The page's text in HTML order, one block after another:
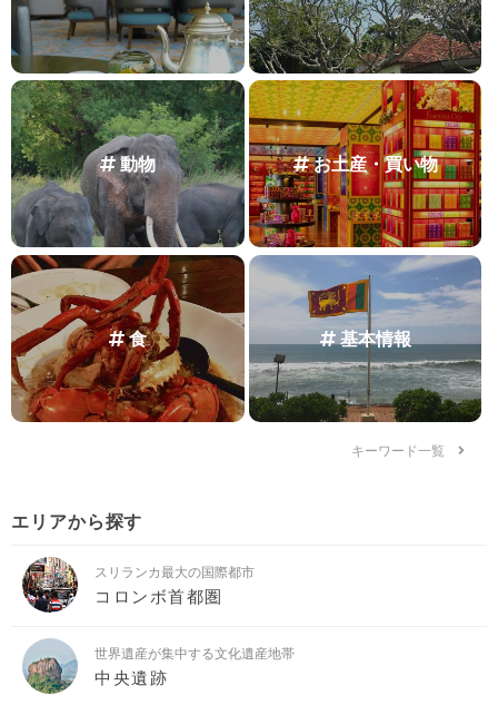
動物 お土産・買い物
食 基本情報
キーワード一覧
エリアから探す
スリランカ最大の国際都市
コロンボ首都圏
世界遺産が集中する文化遺産地帯
中央遺跡